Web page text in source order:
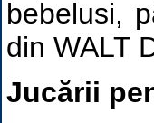
bebelusi,
din WALT
Jucării